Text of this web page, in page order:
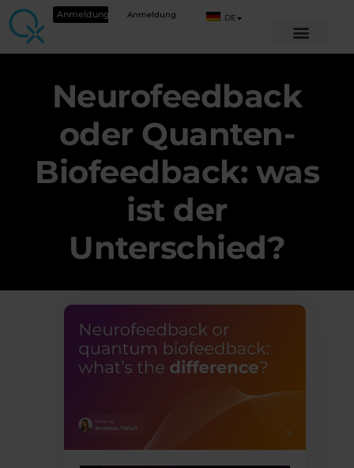
Anmeldung Anmeldung DE
Neurofeedback
oder Quanten-
Biofeedback: was
ist der
Unterschied?